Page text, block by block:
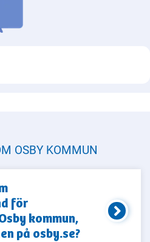
OSBY KOMMUN
för
kommun,
på osby.se?